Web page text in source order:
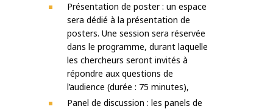
Présentation de poster : un espace
sera dédié à la présentation de
posters. Une session sera réservée
dans le programme, durant laquelle
les chercheurs seront invités à
répondre aux questions de
l’audience (durée : 75 minutes),
Panel de discussion : les panels de